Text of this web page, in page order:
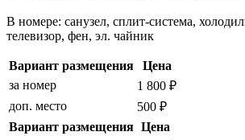
В номере: санузел, сплит-система,
телевизор, фен, эл. чайник
Вариант размещения
Цена
за номер
1 800 ₽
доп. место
500 ₽
Вариант размещения Цена